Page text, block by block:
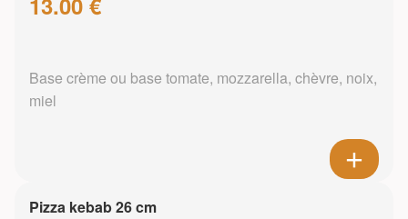
Base crème ou base tomate, mozzarella, chèvre, noix,
miel
Pizza kebab 26 cm